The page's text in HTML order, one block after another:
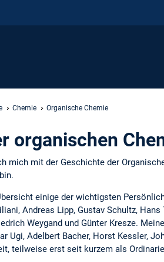
Chemie Organische Chemie
organischen
mich mit der Geschichte der
einige der wichtigsten
Andreas Lipp, Gustav Schultz,
Weygand und Günter Kresze.
Ugi, Adelbert Bacher, Horst Kessler,
teilweise erst seit kurzem als